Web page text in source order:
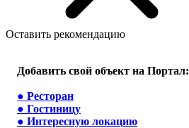
Оставить рекомендацию
Добавить свой объект на Портал:
● Ресторан
● Гостиницу
● Интересную локацию